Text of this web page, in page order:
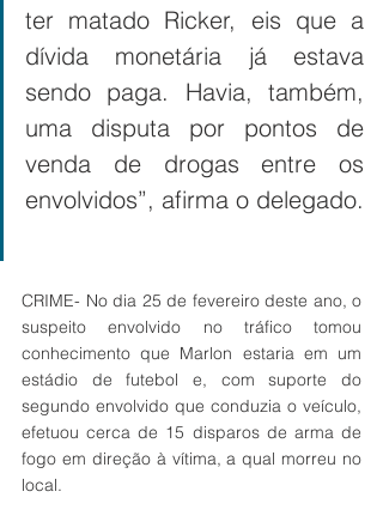
ter matado Ricker, eis que a
dívida monetária já estava
sendo paga. Havia, também,
uma disputa por pontos de
venda de drogas entre os
envolvidos”, afirma o delegado.
CRIME- No dia 25 de fevereiro deste ano, o
suspeito envolvido no tráfico tomou
conhecimento que Marlon estaria em um
estádio de futebol e, com suporte do
segundo envolvido que conduzia o veículo,
efetuou cerca de 15 disparos de arma de
fogo em direção à vítima, a qual morreu no
local.